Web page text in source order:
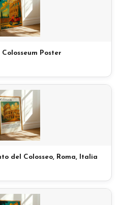
Poster
del Colosseo, Roma, Italia